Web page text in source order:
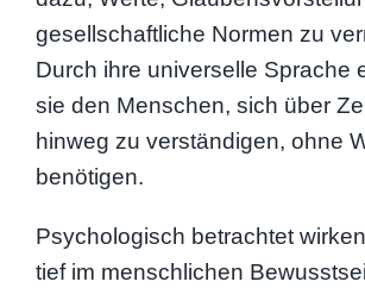
gesellschaftliche Normen zu
Durch ihre universelle Sprache
sie den Menschen, sich über
hinweg zu verständigen, ohne
benötigen.
Psychologisch betrachtet
tief im menschlichen